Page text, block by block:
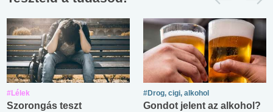
#Lélek
Szorongás teszt
#Drog, cigi, alkohol
Gondot jelent az alkohol?